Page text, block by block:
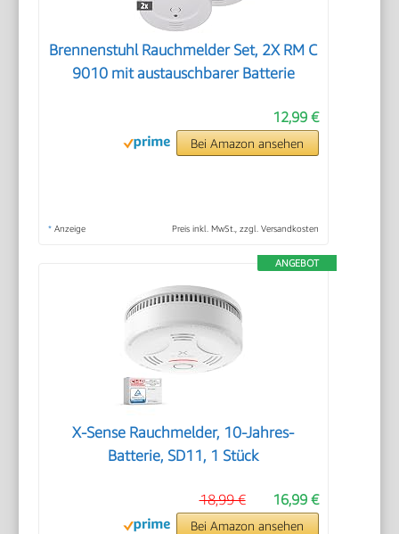
Brennenstuhl Rauchmelder Set, 2X RM C
9010 mit austauschbarer Batterie
12,99 €
Bei Amazon ansehen
* Anzeige Preis inkl. MwSt., zzgl. Versandkosten
ANGEBOT
X-Sense Rauchmelder, 10-Jahres-
Batterie, SD11, 1 Stück
16,99 €
18,99 €
Bei Amazon ansehen